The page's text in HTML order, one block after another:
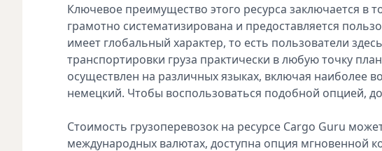
Ключевое преимущество этого ресурса заключается в
грамотно систематизирована и предоставляется
имеет глобальный характер, то есть пользователи
транспортировки груза практически в любую точку
осуществлен на различных языках, включая наиболее
немецкий. Чтобы воспользоваться подобной опцией,
Стоимость грузоперевозок на ресурсе Cargo Guru
международных валютах, доступна опция мгновенной